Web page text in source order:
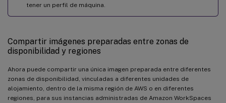
tener un perfil de máquina.
Compartir imágenes preparadas entre zonas de
disponibilidad y regiones
Ahora puede compartir una única imagen preparada entre diferentes
zonas de disponibilidad, vinculadas a diferentes unidades de
alojamiento, dentro de la misma región de AWS o en diferentes
regiones, para sus instancias administradas de Amazon WorkSpaces